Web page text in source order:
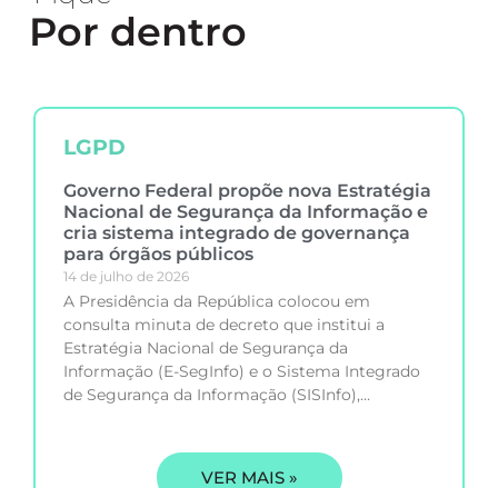
Por dentro
LGPD
Governo Federal propõe nova Estratégia
Nacional de Segurança da Informação e
cria sistema integrado de governança
para órgãos públicos
14 de julho de 2026
A Presidência da República colocou em
consulta minuta de decreto que institui a
Estratégia Nacional de Segurança da
Informação (E-SegInfo) e o Sistema Integrado
de Segurança da Informação (SISInfo),
VER MAIS »